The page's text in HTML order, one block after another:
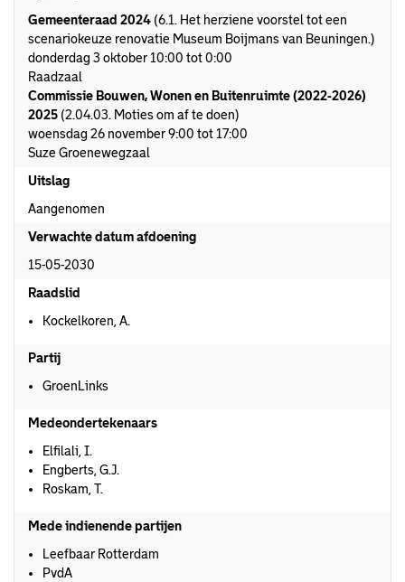
Gemeenteraad 2024 (6.1. Het herziene voorstel tot een
scenariokeuze renovatie Museum Boijmans van Beuningen.)
donderdag 3 oktober 10:00 tot 0:00
Raadzaal
Commissie Bouwen, Wonen en Buitenruimte (2022-2026)
2025 (2.04.03. Moties om af te doen)
woensdag 26 november 9:00 tot 17:00
Suze Groenewegzaal
Uitslag
Aangenomen
Verwachte datum afdoening
15-05-2030
Raadslid
Kockelkoren, A.
Partij
GroenLinks
Medeondertekenaars
Elfilali, I.
Engberts, G.J.
Roskam, T.
Mede indienende partijen
Leefbaar Rotterdam
PvdA